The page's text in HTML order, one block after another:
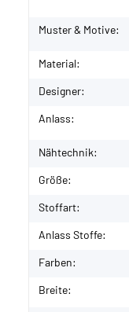
Muster & Motive:
Material:
Designer:
Anlass:
Nähtechnik:
Größe:
Stoffart:
Anlass Stoffe:
Farben:
Breite: